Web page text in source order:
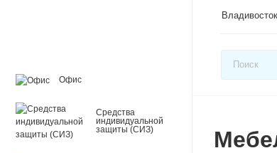
Владивосток
Офис
Средства
индивидуальной
защиты (СИЗ)